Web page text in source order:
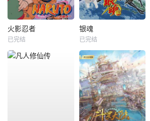
火影忍者
已完结
银魂
已完结